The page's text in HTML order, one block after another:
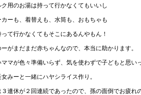
ク用のお湯は持って行かなくてもいいし
カーも、着替えも、水筒も、おもちゃも
て行かなくてもそこにあるんやもん！
ーがまだまだ赤ちゃんなので、本当に助かります。
ママが色々準備いらず、気を使わずで子どもと思い
みーと一緒にハヤシライス作り。
３連休が２回連続であったので、孫の面倒でお疲れ